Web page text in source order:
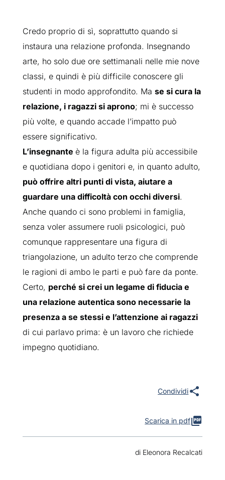
Credo proprio di sì, soprattutto quando si
instaura una relazione profonda. Insegnando
arte, ho solo due ore settimanali nelle mie nove
classi, e quindi è più difficile conoscere gli
studenti in modo approfondito. Ma se si cura la
relazione, i ragazzi si aprono; mi è successo
più volte, e quando accade l’impatto può
essere significativo.
L’insegnante è la figura adulta più accessibile
e quotidiana dopo i genitori e, in quanto adulto,
può offrire altri punti di vista, aiutare a
guardare una difficoltà con occhi diversi.
Anche quando ci sono problemi in famiglia,
senza voler assumere ruoli psicologici, può
comunque rappresentare una figura di
triangolazione, un adulto terzo che comprende
le ragioni di ambo le parti e può fare da ponte.
Certo, perché si crei un legame di fiducia e
una relazione autentica sono necessarie la
presenza a se stessi e l’attenzione ai ragazzi
di cui parlavo prima: è un lavoro che richiede
impegno quotidiano.
Scarica in pdf
di Eleonora Recalcati